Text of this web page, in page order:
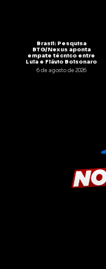
Brasil: Pesquisa
BTG/Nexus aponta
empate técnico entre
Lula e Flávio Bolsonaro
6 de agosto de 2026